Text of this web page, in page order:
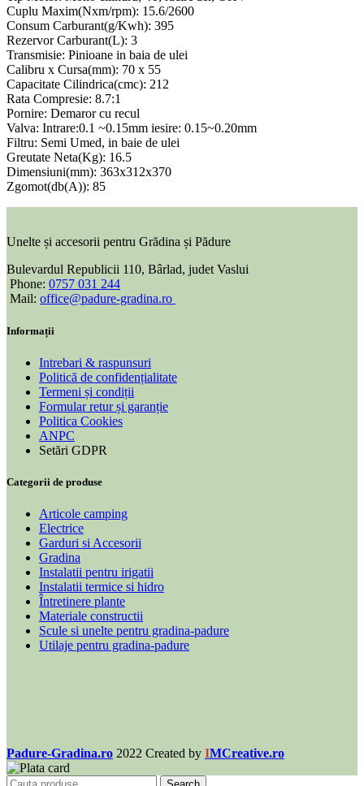
Cuplu Maxim(Nxm/rpm): 15.6/2600
Consum Carburant(g/Kwh): 395
Rezervor Carburant(L): 3
Transmisie: Pinioane in baia de ulei
Calibru x Cursa(mm): 70 x 55
Capacitate Cilindrica(cmc): 212
Rata Compresie: 8.7:1
Pornire: Demaror cu recul
Valva: Intrare:0.1 ~0.15mm iesire: 0.15~0.20mm
Filtru: Semi Umed, in baie de ulei
Greutate Neta(Kg): 16.5
Dimensiuni(mm): 363x312x370
Zgomot(db(A)): 85
Unelte și accesorii pentru Grădina și Pădure
Bulevardul Republicii 110, Bârlad, judet Vaslui
Phone: 0757 031 244
Mail: office@padure-gradina.ro
Informații
Intrebari & raspunsuri
Politică de confidențialitate
Termeni și condiții
Formular retur și garanție
Politica Cookies
ANPC
Setări GDPR
Categorii de produse
Articole camping
Electrice
Garduri si Accesorii
Gradina
Instalatii pentru irigatii
Instalatii termice si hidro
Întretinere plante
Materiale constructii
Scule si unelte pentru gradina-padure
Utilaje pentru gradina-padure
Padure-Gradina.ro 2022 Created by IMCreative.ro